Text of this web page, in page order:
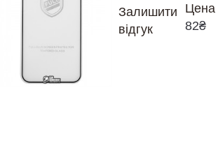
Залишити
відгук
Цена
82₴